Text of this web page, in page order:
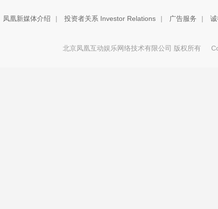
凤凰新媒体介绍 | 投资者关系 Investor Relations | 广告服务 |
北京凤凰互动娱乐网络技术有限公司 版权所有